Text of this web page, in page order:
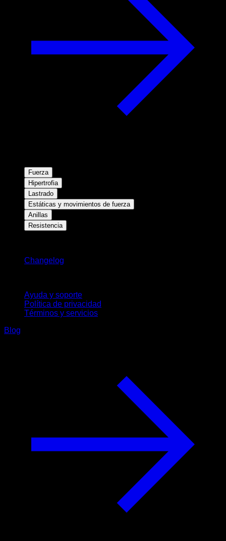
Fuerza
Hipertrofia
Lastrado
Estáticas y movimientos de fuerza
Anillas
Resistencia
Changelog
Ayuda y soporte
Política de privacidad
Términos y servicios
Blog